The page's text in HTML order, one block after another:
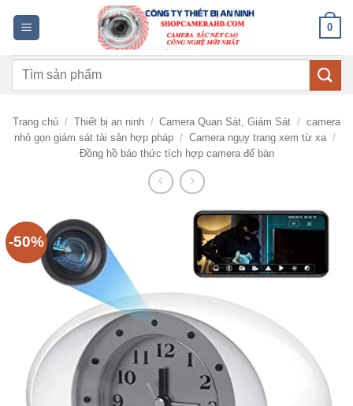
dung
0
Tìm
Trang chủ / Thiết bị an ninh / Camera Quan Sát, Giám Sát / camera
nhỏ gọn giám sát tài sản hợp pháp / Camera ngụy trang xem từ xa /
Đồng hồ báo thức tích hợp camera để bàn
-50%